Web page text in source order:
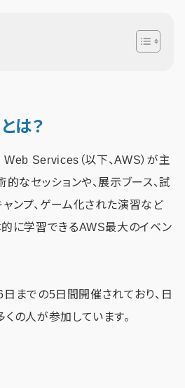
は？
Services（以下、AWS）が主
なセッションや、展示ブース、試
ンプ、ゲーム化された演習など
に学習できるAWS最大のイベン
までの5日間開催されており、日
の人が参加しています。